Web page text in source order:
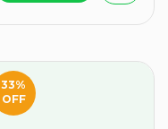
33%
OFF